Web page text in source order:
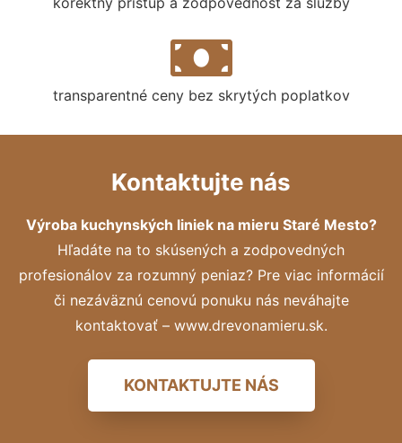
transparentné ceny bez skrytých poplatkov
Kontaktujte nás
Výroba kuchynských liniek na mieru Staré Mesto?
Hľadáte na to skúsených a zodpovedných
profesionálov za rozumný peniaz? Pre viac informácií
či nezáväznú cenovú ponuku nás neváhajte
kontaktovať – www.drevonamieru.sk.
KONTAKTUJTE NÁS